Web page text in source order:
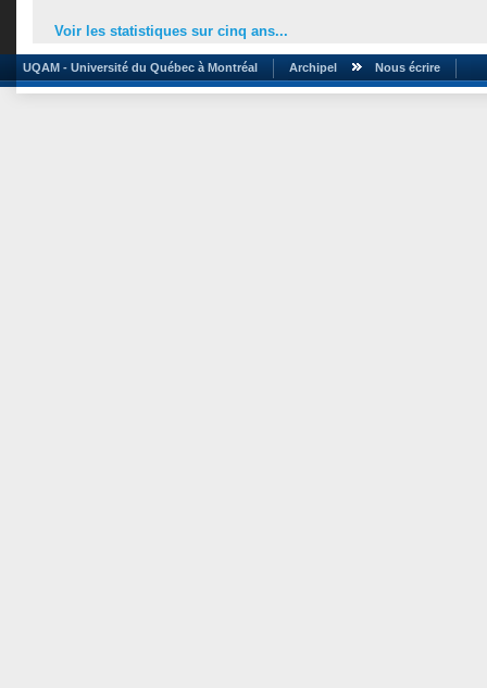
Voir les statistiques sur cinq ans...
UQAM - Université du Québec à Montréal Archipel Nous écrire